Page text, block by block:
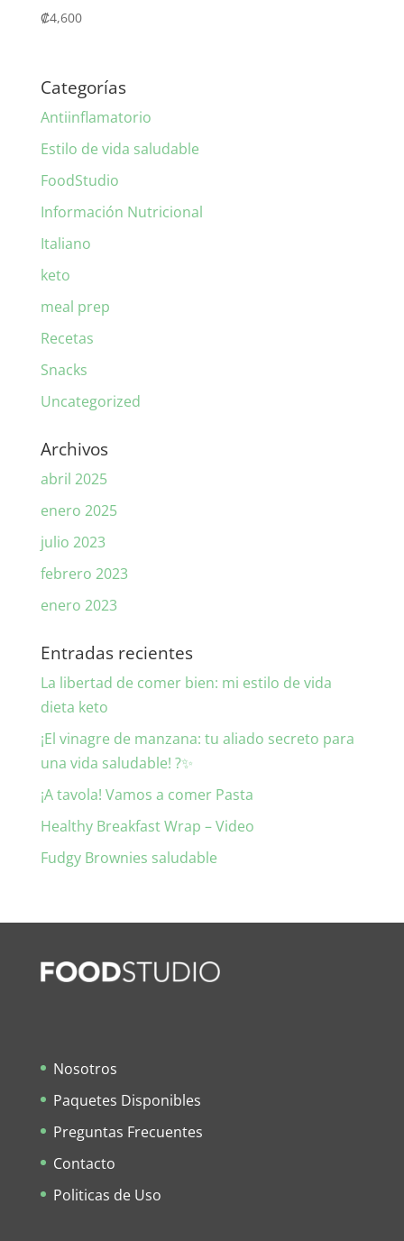
₡4,600
Categorías
Antiinflamatorio
Estilo de vida saludable
FoodStudio
Información Nutricional
Italiano
keto
meal prep
Recetas
Snacks
Uncategorized
Archivos
abril 2025
enero 2025
julio 2023
febrero 2023
enero 2023
Entradas recientes
La libertad de comer bien: mi estilo de vida
dieta keto
¡El vinagre de manzana: tu aliado secreto para
una vida saludable! ?✨
¡A tavola! Vamos a comer Pasta
Healthy Breakfast Wrap – Video
Fudgy Brownies saludable
Nosotros
Paquetes Disponibles
Preguntas Frecuentes
Contacto
Politicas de Uso